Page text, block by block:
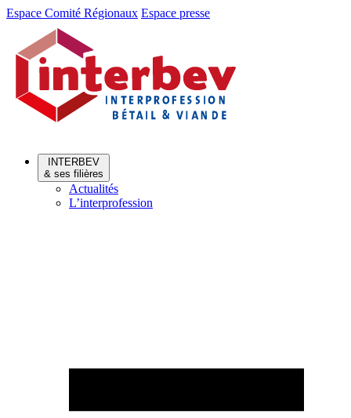
Aller
Aller
contenu
Espace Comité Régionaux Espace presse
INTERBEV
& ses filières
Actualités
L’interprofession